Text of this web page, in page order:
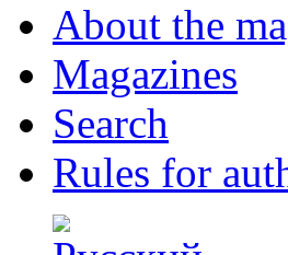
About the
Magazines
Search
Rules for